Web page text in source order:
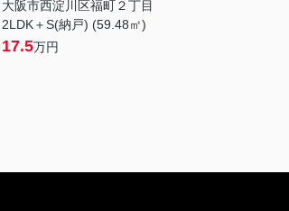
大阪市西淀川区福町２丁目
2LDK＋S(納戸) (59.48㎡)
17.5万円